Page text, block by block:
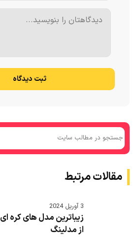
ثبت دیدگاه
مقالات مرتبط
3 آوریل 2024
از مدلینگ